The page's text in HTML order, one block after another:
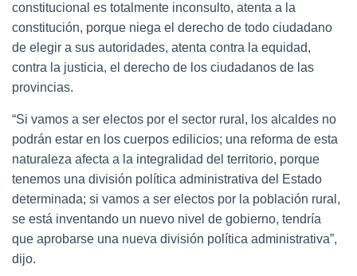
constitucional es totalmente inconsulto, atenta a la
constitución, porque niega el derecho de todo ciudadano
de elegir a sus autoridades, atenta contra la equidad,
contra la justicia, el derecho de los ciudadanos de las
provincias.
“Si vamos a ser electos por el sector rural, los alcaldes no
podrán estar en los cuerpos edilicios; una reforma de esta
naturaleza afecta a la integralidad del territorio, porque
tenemos una división política administrativa del Estado
determinada; si vamos a ser electos por la población rural,
se está inventando un nuevo nivel de gobierno, tendría
que aprobarse una nueva división política administrativa”,
dijo.